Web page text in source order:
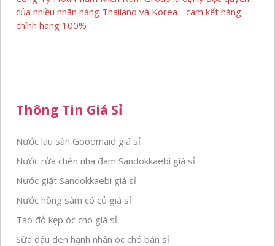
của nhiều nhãn hàng Thailand và Korea - cam kết hàng
chính hãng 100%
Thông Tin Giá Sỉ
Nước lau sàn Goodmaid giá sỉ
Nước rửa chén nha đam Sandokkaebi giá sỉ
Nước giặt Sandokkaebi giá sỉ
Nước hồng sâm có củ giá sỉ
Táo đỏ kẹp óc chó giá sỉ
Sữa đậu đen hạnh nhân óc chó bán sỉ